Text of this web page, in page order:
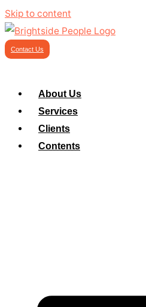
Skip to content
Contact Us
About Us
Services
Clients
Contents